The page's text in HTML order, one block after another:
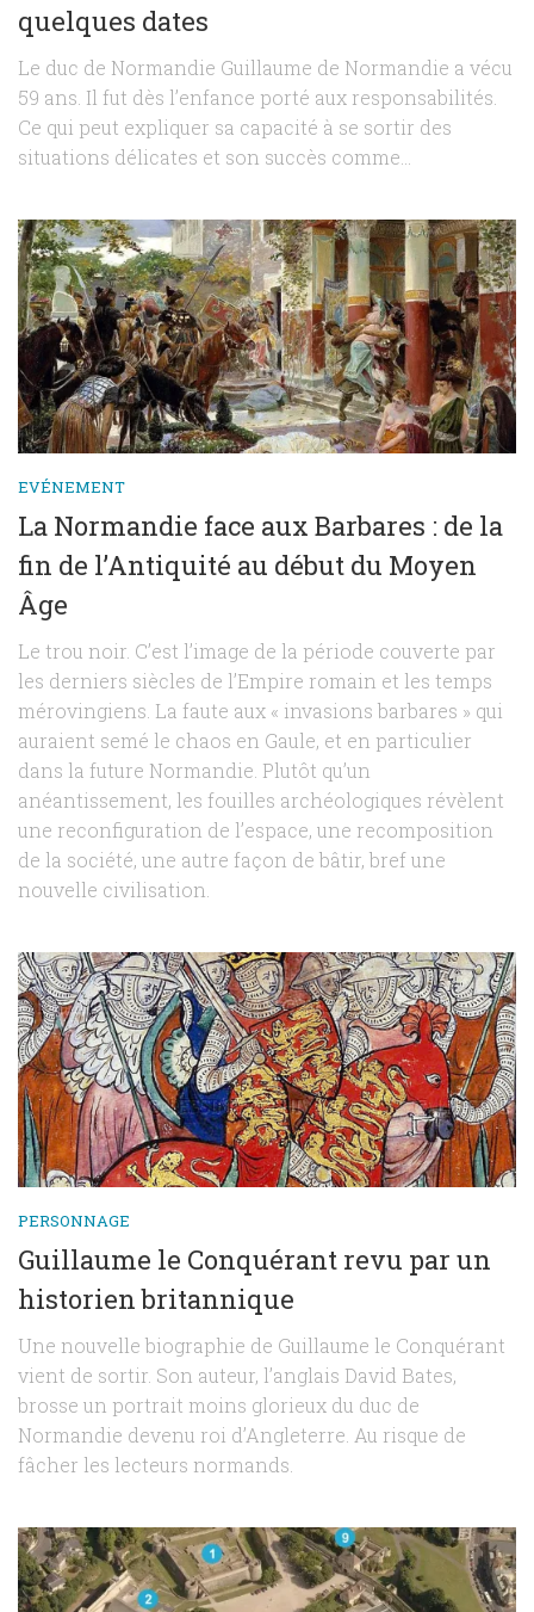
quelques dates
Le duc de Normandie Guillaume de Normandie a vécu
59 ans. Il fut dès l’enfance porté aux responsabilités.
Ce qui peut expliquer sa capacité à se sortir des
situations délicates et son succès comme...
EVÉNEMENT
La Normandie face aux Barbares : de la
fin de l’Antiquité au début du Moyen
Âge
Le trou noir. C’est l’image de la période couverte par
les derniers siècles de l’Empire romain et les temps
mérovingiens. La faute aux « invasions barbares » qui
auraient semé le chaos en Gaule, et en particulier
dans la future Normandie. Plutôt qu’un
anéantissement, les fouilles archéologiques révèlent
une reconfiguration de l’espace, une recomposition
de la société, une autre façon de bâtir, bref une
nouvelle civilisation.
PERSONNAGE
Guillaume le Conquérant revu par un
historien britannique
Une nouvelle biographie de Guillaume le Conquérant
vient de sortir. Son auteur, l’anglais David Bates,
brosse un portrait moins glorieux du duc de
Normandie devenu roi d’Angleterre. Au risque de
fâcher les lecteurs normands.